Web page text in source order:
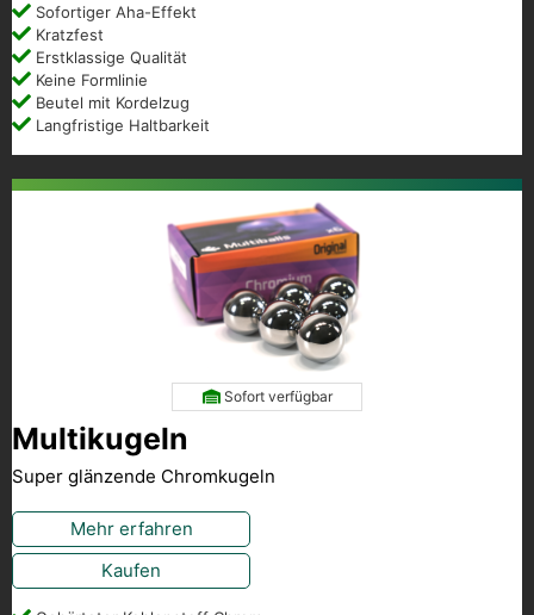
Sofortiger Aha-Effekt
Kratzfest
Erstklassige Qualität
Keine Formlinie
Beutel mit Kordelzug
Langfristige Haltbarkeit
Sofort verfügbar
Multikugeln
Super glänzende Chromkugeln
Mehr erfahren
Kaufen